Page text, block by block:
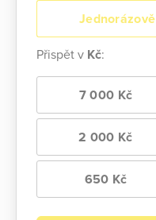
Jednorázově
Přispět v Kč:
7 000 Kč
2 000 Kč
650 Kč